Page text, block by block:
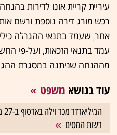
עיריית קריית אונו לדירות
רכש מורג דירה נוספת ורשם
אחר, שעמד בתנאי ההגרלה
עמד בתנאי הזכאות, ועל-פי
מההנחה שניתנה במסגרת
עוד בנושא משפט
רשות המסים